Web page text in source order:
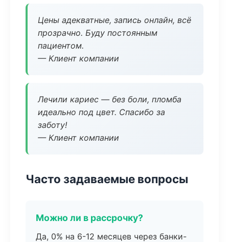
Цены адекватные, запись онлайн, всё
прозрачно. Буду постоянным
пациентом.
— Клиент компании
Лечили кариес — без боли, пломба
идеально под цвет. Спасибо за
заботу!
— Клиент компании
Часто задаваемые вопросы
Можно ли в рассрочку?
Да, 0% на 6-12 месяцев через банки-